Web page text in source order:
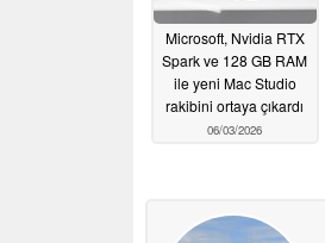
Microsoft, Nvidia RTX
Spark ve 128 GB RAM
ile yeni Mac Studio
rakibini ortaya çıkardı
06/03/2026